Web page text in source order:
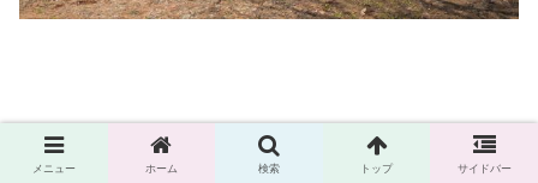
ここでの千田嘉博先生の解説が、とても印象的でした。
メニュー ホーム 検索 トップ サイドバー